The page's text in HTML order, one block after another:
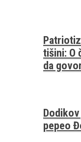
tišini: O
da
pepeo